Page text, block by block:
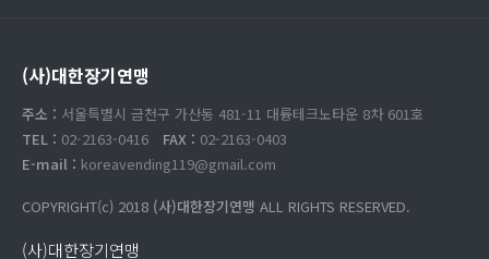
(사)대한장기연맹
주소 : 서울특별시 금천구 가산동 481-11 대륭테크노타운 8차 601호
TEL : 02-2163-0416 FAX : 02-2163-0403
E-mail : koreavending119@gmail.com
COPYRIGHT(c) 2018 (사)대한장기연맹 ALL RIGHTS RESERVED.
(사)대한장기연맹